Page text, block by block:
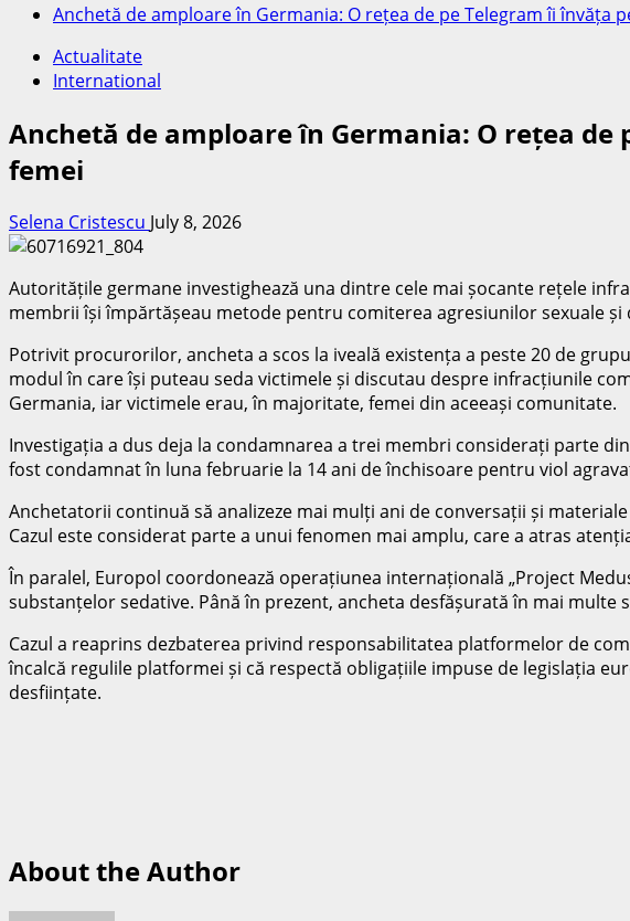
Anchetă de amploare în Germania: O rețea de pe Telegram îi învăța
Actualitate
International
Anchetă de amploare în Germania: O rețea
femei
Selena Cristescu July 8, 2026
Autoritățile germane investighează una dintre cele mai șocante rețele
membrii își împărtășeau metode pentru comiterea agresiunilor sexuale
Potrivit procurorilor, ancheta a scos la iveală existența a peste 20 de
modul în care își puteau seda victimele și discutau despre infracțiunile
Germania, iar victimele erau, în majoritate, femei din aceeași comunitate.
Investigația a dus deja la condamnarea a trei membri considerați parte
fost condamnat în luna februarie la 14 ani de închisoare pentru viol
Anchetatorii continuă să analizeze mai mulți ani de conversații și
Cazul este considerat parte a unui fenomen mai amplu, care a atras
În paralel, Europol coordonează operațiunea internațională „Project
substanțelor sedative. Până în prezent, ancheta desfășurată în mai multe
Cazul a reaprins dezbaterea privind responsabilitatea platformelor de
încalcă regulile platformei și că respectă obligațiile impuse de legislația
desființate.
About the Author